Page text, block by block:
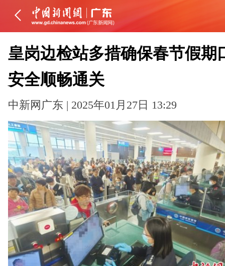
皇岗边检站多措确保春节假期
安全顺畅通关
中新网广东 | 2025年01月27日 13:29